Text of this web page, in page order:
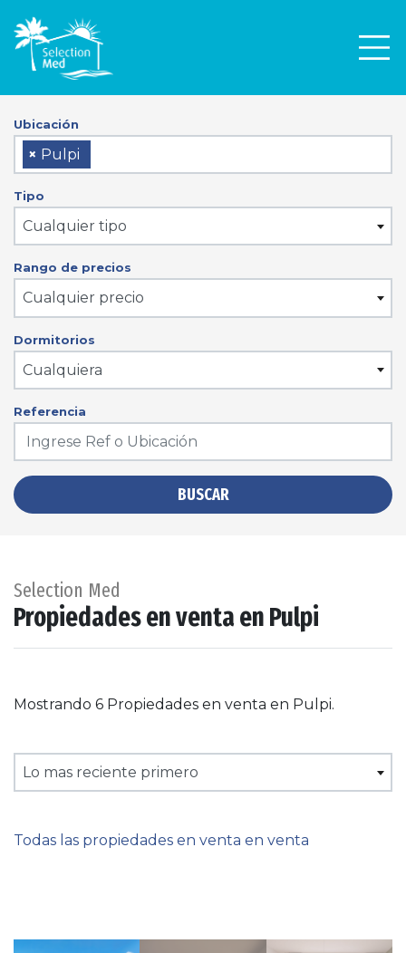
Ubicación
× Pulpi
Tipo
Cualquier tipo
Rango de precios
Cualquier precio
Dormitorios
Cualquiera
Referencia
BUSCAR
Selection Med
Propiedades en venta en Pulpi
Mostrando 6 Propiedades en venta en Pulpi.
Lo mas reciente primero
Todas las propiedades en venta en venta